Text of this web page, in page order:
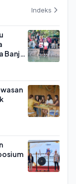
Indeks
Banjar